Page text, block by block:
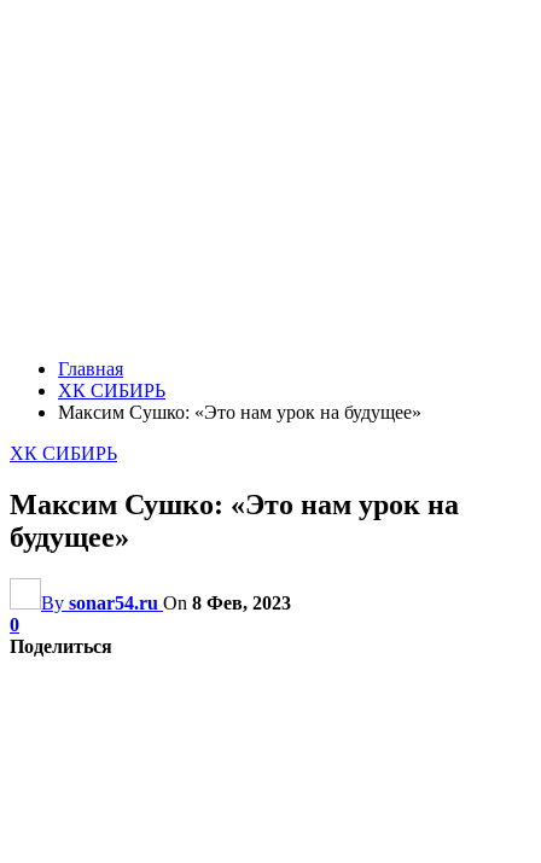
Главная
ХК СИБИРЬ
Максим Сушко: «Это нам урок на будущее»
ХК СИБИРЬ
Максим Сушко: «Это нам урок на
будущее»
By sonar54.ru On 8 Фев, 2023
0
Поделиться